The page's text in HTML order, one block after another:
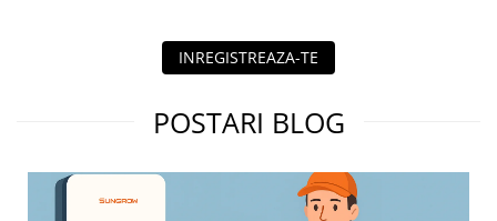
Echipamente de impamantare
Intrerupatoare automate
INREGISTREAZA-TE
POSTARI BLOG